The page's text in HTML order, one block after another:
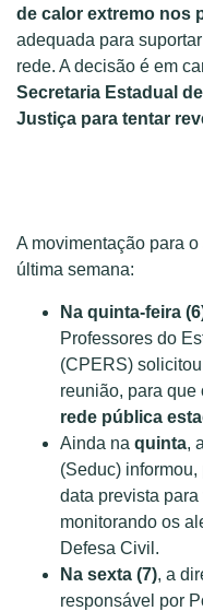
de calor extremo nos
adequada para
rede. A decisão é em
Secretaria Estadual
Justiça para tentar
A movimentação para
última semana:
Na quinta-feira
Professores do
(CPERS)
reunião, para que
rede pública
Ainda na quinta,
(Seduc)
data prevista
monitorando os
Defesa Civil.
Na sexta (7), a
responsável por